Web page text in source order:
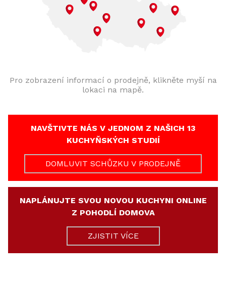
Pro zobrazení informací o prodejně, klikněte myší na
lokaci na mapě.
NAVŠTIVTE NÁS V JEDNOM Z NAŠICH 13
KUCHYŇSKÝCH STUDIÍ
DOMLUVIT SCHŮZKU V PRODEJNĚ
NAPLÁNUJTE SVOU NOVOU KUCHYNI ONLINE
Z POHODLÍ DOMOVA
ZJISTIT VÍCE